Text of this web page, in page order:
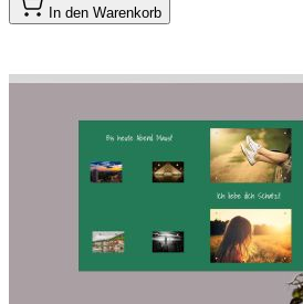
In den Warenkorb